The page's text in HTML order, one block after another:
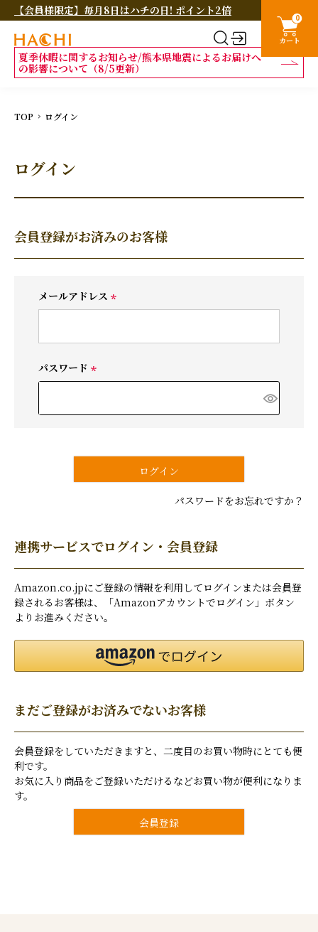
【会員様限定】毎月8日はハチの日! ポイント2倍
夏季休暇に関するお知らせ/熊本県地震によるお届けへ
の影響について（8/5更新）
0
カート
TOP ログイン
ログイン
会員登録がお済みのお客様
メールアドレス
須
パスワード
須
ログイン
パスワードをお忘れですか？
連携サービスでログイン・会員登録
Amazon.co.jpにご登録の情報を利用してログインまたは会員登
録されるお客様は、「Amazonアカウントでログイン」ボタン
よりお進みください。
まだご登録がお済みでないお客様
会員登録をしていただきますと、二度目のお買い物時にとても便
利です。
お気に入り商品をご登録いただけるなどお買い物が便利になりま
す。
会員登録